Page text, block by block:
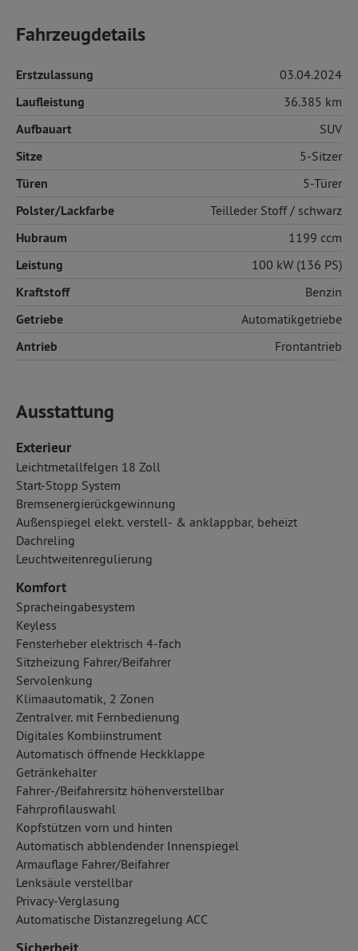
Fahrzeugdetails
Erstzulassung 03.04.2024
Laufleistung 36.385 km
Aufbauart SUV
Sitze 5-Sitzer
Türen 5-Türer
Polster/Lackfarbe Teilleder Stoff / schwarz
Hubraum 1199 ccm
Leistung 100 kW (136 PS)
Kraftstoff Benzin
Getriebe Automatikgetriebe
Antrieb Frontantrieb
Ausstattung
Exterieur
Leichtmetallfelgen 18 Zoll
Start-Stopp System
Bremsenergierückgewinnung
Außenspiegel elekt. verstell- & anklappbar, beheizt
Dachreling
Leuchtweitenregulierung
Komfort
Spracheingabesystem
Keyless
Fensterheber elektrisch 4-fach
Sitzheizung Fahrer/Beifahrer
Servolenkung
Klimaautomatik, 2 Zonen
Zentralver. mit Fernbedienung
Digitales Kombiinstrument
Automatisch öffnende Heckklappe
Getränkehalter
Fahrer-/Beifahrersitz höhenverstellbar
Fahrprofilauswahl
Kopfstützen vorn und hinten
Automatisch abblendender Innenspiegel
Armauflage Fahrer/Beifahrer
Lenksäule verstellbar
Privacy-Verglasung
Automatische Distanzregelung ACC